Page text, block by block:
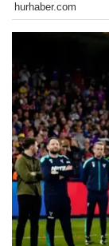
hurhaber.com